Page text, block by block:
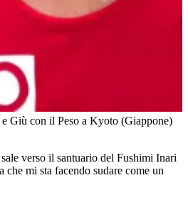
Giù con il Peso a Kyoto (Giappone)
verso il santuario del Fushimi Inari
che mi sta facendo sudare come un